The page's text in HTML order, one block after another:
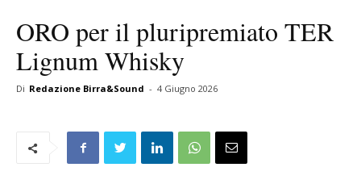
ORO per il pluripremiato TER
Lignum Whisky
Di Redazione Birra&Sound - 4 Giugno 2026